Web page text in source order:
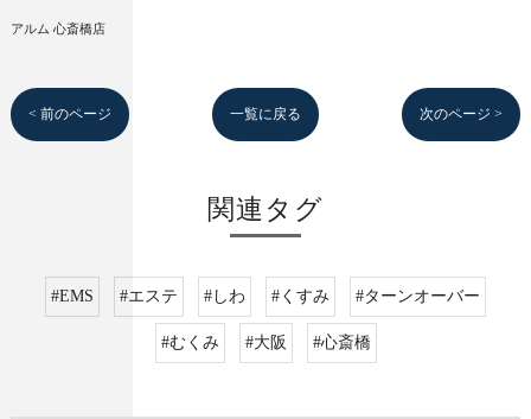
アルム 心斎橋店
< 前のページ 一覧に戻る 次のページ >
関連タグ
#EMS #エステ #しわ #くすみ #ターンオーバー
#むくみ #大阪 #心斎橋